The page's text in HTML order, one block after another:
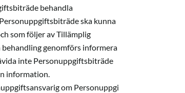
behandla
ska kunna
som följer av Tillämplig
genomförs informera
inte Personuppgiftsbiträde
information.
om Personuppgi